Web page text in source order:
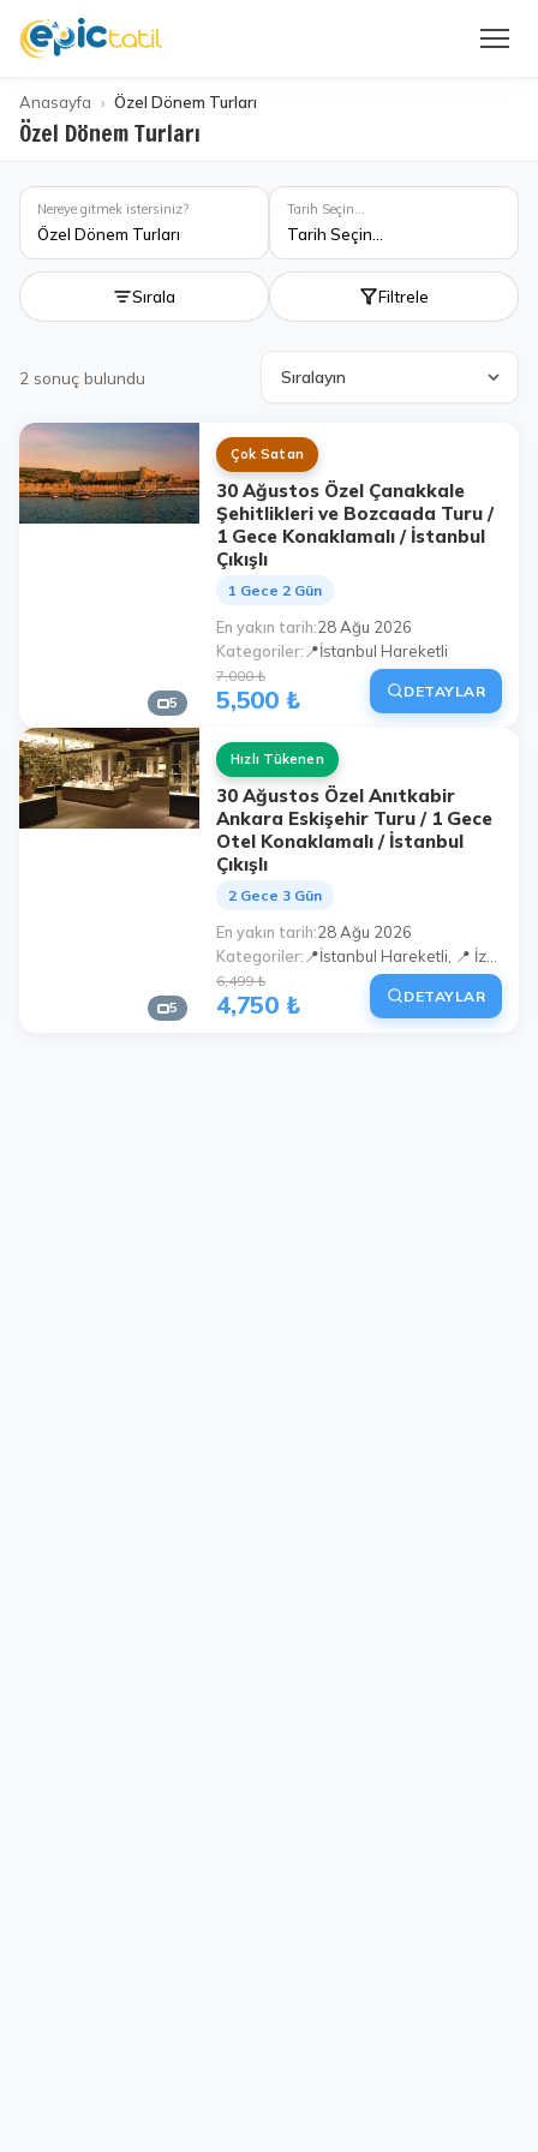
Anasayfa Özel Dönem Turları
Özel Dönem Turları
Nereye gitmek istersiniz?
Özel Dönem Turları
Tarih Seçin...
Tarih Seçin...
Sırala Filtrele
2 sonuç bulundu
5
Çok Satan
30 Ağustos Özel Çanakkale
Şehitlikleri ve Bozcaada Turu /
1 Gece Konaklamalı / İstanbul
Çıkışlı
1 Gece 2 Gün
En yakın tarih 28 Ağu 2026
Kategoriler 📍İstanbul Hareketli
7,000 ₺
5,500 ₺ DETAYLAR
5
Hızlı Tükenen
30 Ağustos Özel Anıtkabir
Ankara Eskişehir Turu / 1 Gece
Otel Konaklamalı / İstanbul
Çıkışlı
2 Gece 3 Gün
En yakın tarih 28 Ağu 2026
Kategoriler
6,499 ₺
4,750 ₺ DETAYLAR